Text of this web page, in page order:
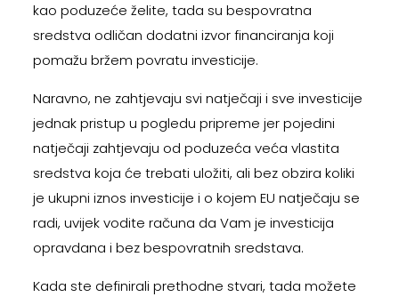
kao poduzeće želite, tada su bespovratna
sredstva odličan dodatni izvor financiranja koji
pomažu bržem povratu investicije.
Naravno, ne zahtjevaju svi natječaji i sve investicije
jednak pristup u pogledu pripreme jer pojedini
natječaji zahtjevaju od poduzeća veća vlastita
sredstva koja će trebati uložiti, ali bez obzira koliki
je ukupni iznos investicije i o kojem EU natječaju se
radi, uvijek vodite računa da Vam je investicija
opravdana i bez bespovratnih sredstava.
Kada ste definirali prethodne stvari, tada možete